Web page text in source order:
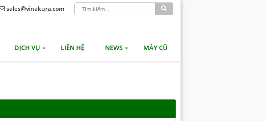
sales@vinakura.com
DỊCH VỤ LIÊN HỆ NEWS MÁY CŨ